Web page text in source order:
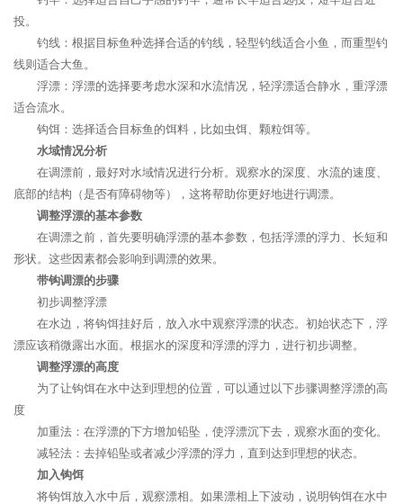
投。
钓线：根据目标鱼种选择合适的钓线，轻型钓线适合小鱼，而重型钓
线则适合大鱼。
浮漂：浮漂的选择要考虑水深和水流情况，轻浮漂适合静水，重浮漂
适合流水。
钩饵：选择适合目标鱼的饵料，比如虫饵、颗粒饵等。
水域情况分析
在调漂前，最好对水域情况进行分析。观察水的深度、水流的速度、
底部的结构（是否有障碍物等），这将帮助你更好地进行调漂。
调整浮漂的基本参数
在调漂之前，首先要明确浮漂的基本参数，包括浮漂的浮力、长短和
形状。这些因素都会影响到调漂的效果。
带钩调漂的步骤
初步调整浮漂
在水边，将钩饵挂好后，放入水中观察浮漂的状态。初始状态下，浮
漂应该稍微露出水面。根据水的深度和浮漂的浮力，进行初步调整。
调整浮漂的高度
为了让钩饵在水中达到理想的位置，可以通过以下步骤调整浮漂的高
度
加重法：在浮漂的下方增加铅坠，使浮漂沉下去，观察水面的变化。
减轻法：去掉铅坠或者减少浮漂的浮力，直到达到理想的状态。
加入钩饵
将钩饵放入水中后，观察漂相。如果漂相上下波动，说明钩饵在水中